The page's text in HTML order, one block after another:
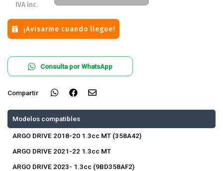
IVA inc.
¡Avisarme cuando llegue!
Consulta por WhatsApp
Compartir
Modelos compatibles
ARGO DRIVE 2018-20 1.3cc MT (358A42)
ARGO DRIVE 2021-22 1.3cc MT
ARGO DRIVE 2023- 1.3cc (9BD358AF2)